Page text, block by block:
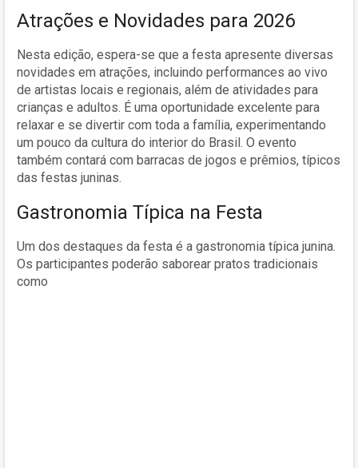
Atrações e Novidades para 2026
Nesta edição, espera-se que a festa apresente diversas
novidades em atrações, incluindo performances ao vivo
de artistas locais e regionais, além de atividades para
crianças e adultos. É uma oportunidade excelente para
relaxar e se divertir com toda a família, experimentando
um pouco da cultura do interior do Brasil. O evento
também contará com barracas de jogos e prêmios, típicos
das festas juninas.
Gastronomia Típica na Festa
Um dos destaques da festa é a gastronomia típica junina.
Os participantes poderão saborear pratos tradicionais
como